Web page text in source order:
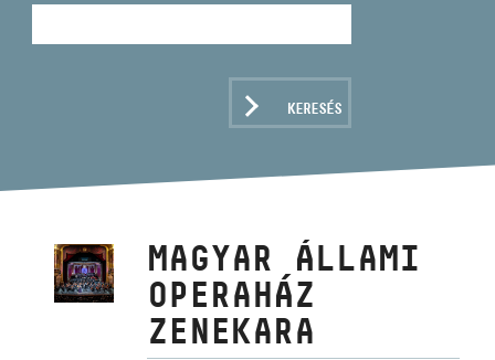
NYITVA TARTÁS
KERESÉS
MAGYAR ÁLLAMI
OPERAHÁZ
ZENEKARA